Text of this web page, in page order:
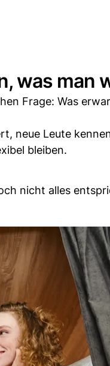
was man
Frage: Was
neue Leute
bleiben.
nicht alles